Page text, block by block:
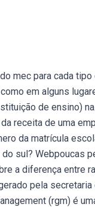
mec para cada tipo
em alguns
de ensino)
receita de uma
da matrícula
sul? Webpoucas
a diferença entre
pela secretaria
(rgm) é